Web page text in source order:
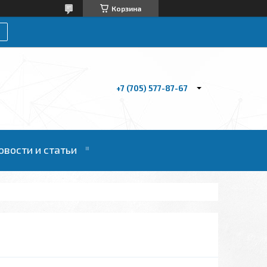
Корзина
+7 (705) 577-87-67
и статьи